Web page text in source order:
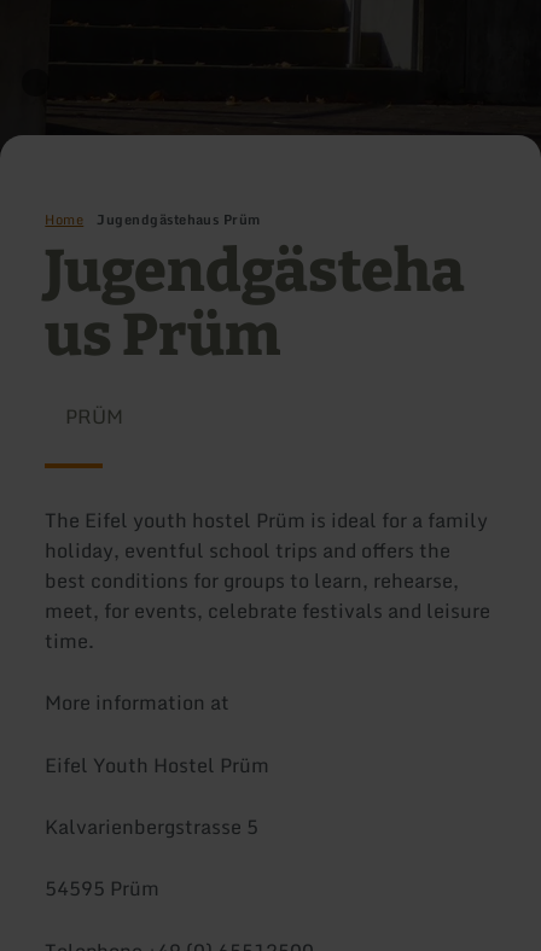
Home Jugendgästehaus Prüm
Jugendgästeha
us Prüm
PRÜM
The Eifel youth hostel Prüm is ideal for a family
holiday, eventful school trips and offers the
best conditions for groups to learn, rehearse,
meet, for events, celebrate festivals and leisure
time.
More information at
Eifel Youth Hostel Prüm
Kalvarienbergstrasse 5
54595 Prüm